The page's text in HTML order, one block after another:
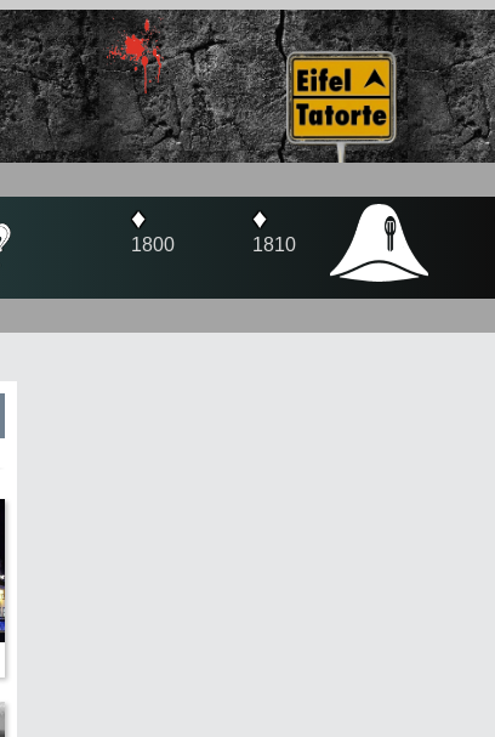
1920